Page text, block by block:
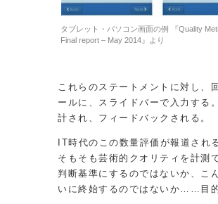
タブレット・パソコン画面の例 『Quality
Final report – May 2014』より
これらのステートメントに対し、
ールに、スライドバーで入力する
計され、フィードバックされる。
IT時代のこの数量評価が報道され
そもそも芸術的クオリティを計測
判断基準にするのではないか、こ
いに終始するのではないか……目